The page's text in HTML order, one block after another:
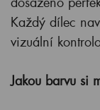
Každý dílec
vizuální
Jakou barvu si